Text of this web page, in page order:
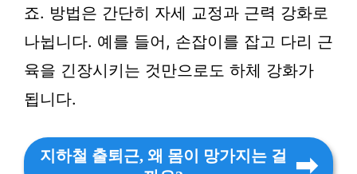
죠. 방법은 간단히 자세 교정과 근력 강화로
나뉩니다. 예를 들어, 손잡이를 잡고 다리 근
육을 긴장시키는 것만으로도 하체 강화가
됩니다.
지하철 출퇴근, 왜 몸이 망가지는 걸